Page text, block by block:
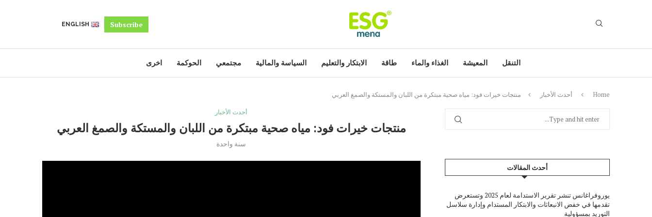
Subscribe
ENGLISH
التنقل المعيشة الغذاء والماء طاقة الابتكار والتعليم السياسة والمالية مجتمعي الحوكمة اخرى
Home أحدث الأخبار
منتجات خيرات فود: مياه صحية مبتكرة من اللبان والمستكة والصمغ العربي
أحدث الأخبار
منتجات خيرات فود: مياه صحية مبتكرة من اللبان والمستكة والصمغ العربي
سنة واحدة
أحدث المقالات
يوروفراغانس تنشر تقرير الاستدامة لعام 2025 وتستعرض
تقدمها في خفض الانبعاثات والابتكار المستدام وإدارة سلاسل
التوريد بمسؤولية